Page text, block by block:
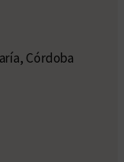
Córdoba